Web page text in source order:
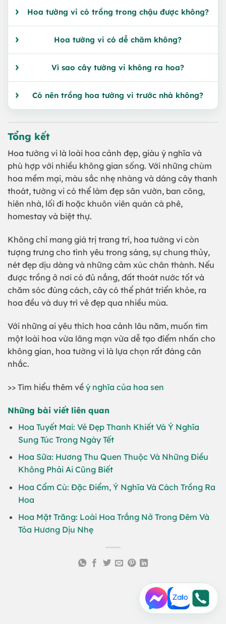
Hoa tường vi có trồng trong chậu được không?
Hoa tường vi có dễ chăm không?
Vì sao cây tường vi không ra hoa?
Có nên trồng hoa tường vi trước nhà không?
Tổng kết
Hoa tường vi là loài hoa cảnh đẹp, giàu ý nghĩa và
phù hợp với nhiều không gian sống. Với những chùm
hoa mềm mại, màu sắc nhẹ nhàng và dáng cây thanh
thoát, tường vi có thể làm đẹp sân vườn, ban công,
hiên nhà, lối đi hoặc khuôn viên quán cà phê,
homestay và biệt thự.
Không chỉ mang giá trị trang trí, hoa tường vi còn
tượng trưng cho tình yêu trong sáng, sự chung thủy,
nét đẹp dịu dàng và những cảm xúc chân thành. Nếu
được trồng ở nơi có đủ nắng, đất thoát nước tốt và
chăm sóc đúng cách, cây có thể phát triển khỏe, ra
hoa đều và duy trì vẻ đẹp qua nhiều mùa.
Với những ai yêu thích hoa cảnh lâu năm, muốn tìm
một loài hoa vừa lãng mạn vừa dễ tạo điểm nhấn cho
không gian, hoa tường vi là lựa chọn rất đáng cân
nhắc.
>> Tìm hiểu thêm về ý nghĩa của hoa sen
Những bài viết liên quan
Hoa Tuyết Mai: Vẻ Đẹp Thanh Khiết Và Ý Nghĩa
Sung Túc Trong Ngày Tết
Hoa Sữa: Hương Thu Quen Thuộc Và Những Điều
Không Phải Ai Cũng Biết
Hoa Cẩm Cù: Đặc Điểm, Ý Nghĩa Và Cách Trồng Ra
Hoa
Hoa Mặt Trăng: Loài Hoa Trắng Nở Trong Đêm Và
Tỏa Hương Dịu Nhẹ